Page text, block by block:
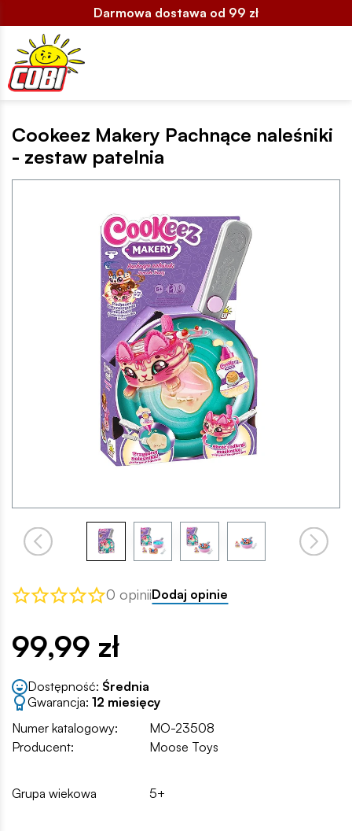
Darmowa dostawa od 99 zł
Cookeez Makery Pachnące naleśniki
- zestaw patelnia
0 opiniiDodaj opinie
99,99 zł
Dostępność: Średnia
Gwarancja: 12 miesięcy
Numer katalogowy:
MO-23508
Producent:
Moose Toys
Grupa wiekowa 5+